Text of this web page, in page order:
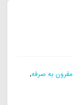
به صرفه,